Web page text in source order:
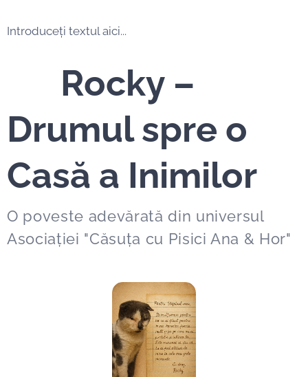
Introduceți textul aici...
Rocky –
Drumul spre o
Casă a Inimilor
O poveste adevărată din universul
Asociației "Căsuța cu Pisici Ana & Hor"